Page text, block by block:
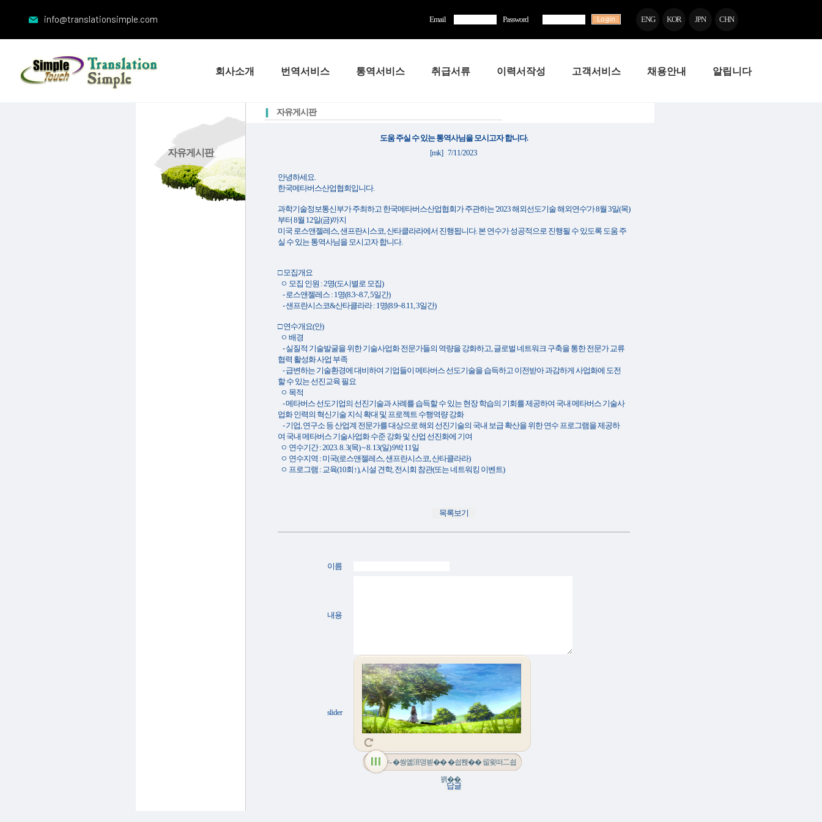
info@translationsimple.com Email Password ENG KOR JPN CHN
회사소개 번역서비스 통역서비스 취급서류 이력서작성 고객서비스 채용안내 알립니다
자유게시판
자유게시판
도움 주실 수 있는 통역사님을 모시고자 합니다.
[mk] 7/11/2023
안녕하세요.
한국메타버스산업협회입니다.
과학기술정보통신부가 주최하고 한국메타버스산업협회가 주관하는 '2023 해외선도기술 해외연수'가 8월 3일(목)
부터 8월 12일(금)까지
미국 로스앤젤레스, 샌프란시스코, 산타클라라에서 진행됩니다. 본 연수가 성공적으로 진행될 수 있도록 도움 주
실 수 있는 통역사님을 모시고자 합니다.
□ 모집개요
ㅇ 모집 인원 : 2명(도시별로 모집)
- 로스앤젤레스 : 1명(8.3~8.7, 5일간)
- 샌프란시스코&산타클라라 : 1명(8.9~8.11, 3일간)
□ 연수개요(안)
ㅇ 배경
- 실질적 기술발굴을 위한 기술사업화 전문가들의 역량을 강화하고, 글로벌 네트워크 구축을 통한 전문가 교류
협력 활성화 사업 부족
- 급변하는 기술환경에 대비하여 기업들이 메타버스 선도기술을 습득하고 이전받아 과감하게 사업화에 도전
할 수 있는 선진교육 필요
ㅇ 목적
- 메타버스 선도기업의 선진기술과 사례를 습득할 수 있는 현장 학습의 기회를 제공하여 국내 메타버스 기술사
업화 인력의 혁신기술 지식 확대 및 프로젝트 수행역량 강화
- 기업, 연구소 등 산업계 전문가를 대상으로 해외 선진기술의 국내 보급 확산을 위한 연수 프로그램을 제공하
여 국내 메타버스 기술사업화 수준 강화 및 산업 선진화에 기여
ㅇ 연수기간 : 2023. 8. 3(목) ~ 8. 13(일) 9박 11일
ㅇ 연수지역 : 미국(로스앤젤레스, 샌프란시스코, 산타클라라)
ㅇ 프로그램 : 교육(10회↑), 시설 견학, 전시회 참관(또는 네트워킹 이벤트)
이름
내용
slider
<- �쒕옒洹명븯�� �쇱쫹�� 留욎떠二쇱
꽭��.